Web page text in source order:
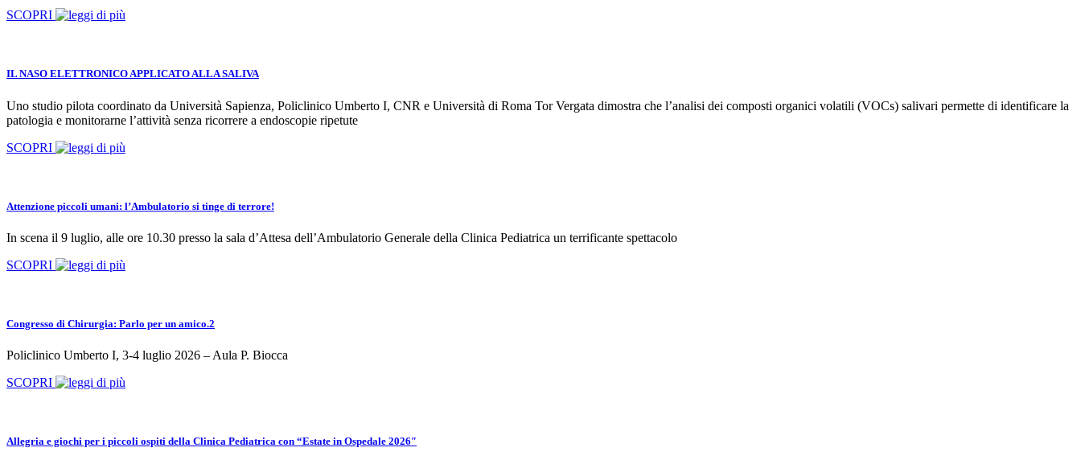
SCOPRI
IL NASO ELETTRONICO APPLICATO ALLA SALIVA
Uno studio pilota coordinato da Università Sapienza, Policlinico Umberto I, CNR e Università di Roma Tor Vergata dimostra che l’analisi dei composti organici volatili (VOCs) salivari permette di identificare la
patologia e monitorarne l’attività senza ricorrere a endoscopie ripetute
SCOPRI
Attenzione piccoli umani: l’Ambulatorio si tinge di terrore!
In scena il 9 luglio, alle ore 10.30 presso la sala d’Attesa dell’Ambulatorio Generale della Clinica Pediatrica un terrificante spettacolo
SCOPRI
Congresso di Chirurgia: Parlo per un amico.2
Policlinico Umberto I, 3-4 luglio 2026 – Aula P. Biocca
SCOPRI
Allegria e giochi per i piccoli ospiti della Clinica Pediatrica con “Estate in Ospedale 2026″